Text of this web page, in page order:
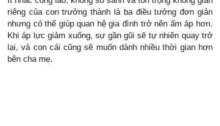
riêng của con trưởng thành là ba điều tưởng đơn giản
nhưng có thể giúp quan hệ gia đình trở nên ấm áp hơn.
Khi áp lực giảm xuống, sự gần gũi sẽ tự nhiên quay trở
lại, và con cái cũng sẽ muốn dành nhiều thời gian hơn
bên cha mẹ.